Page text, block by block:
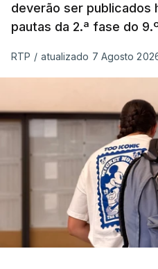
deverão ser publicados
pautas da 2.ª fase do
RTP / atualizado 7 Agosto